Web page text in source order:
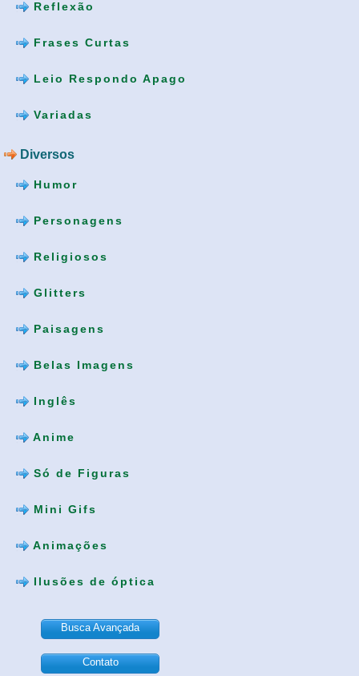
Reflexão
Frases Curtas
Leio Respondo Apago
Variadas
Diversos
Humor
Personagens
Religiosos
Glitters
Paisagens
Belas Imagens
Inglês
Anime
Só de Figuras
Mini Gifs
Animações
Ilusões de óptica
Busca Avançada
Contato